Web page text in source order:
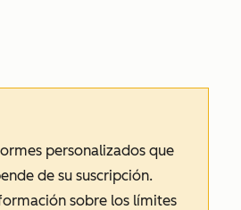
personalizados que
de su suscripción.
sobre los límites